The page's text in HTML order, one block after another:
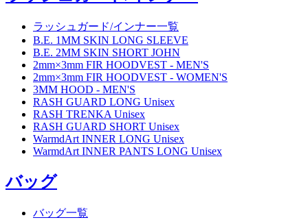
ラッシュガード/インナー一覧
B.E. 1MM SKIN LONG SLEEVE
B.E. 2MM SKIN SHORT JOHN
2mm×3mm FIR HOODVEST - MEN'S
2mm×3mm FIR HOODVEST - WOMEN'S
3MM HOOD - MEN'S
RASH GUARD LONG Unisex
RASH TRENKA Unisex
RASH GUARD SHORT Unisex
WarmdArt INNER LONG Unisex
WarmdArt INNER PANTS LONG Unisex
バッグ
バッグ一覧